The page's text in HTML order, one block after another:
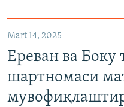
Mart 14, 2025
Ереван ва Боку
шартномаси